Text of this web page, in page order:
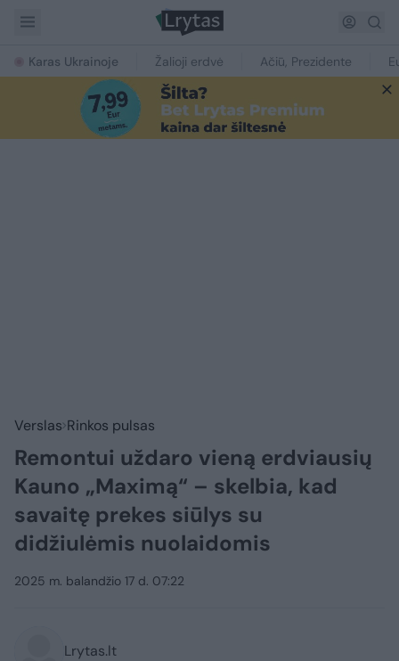
Karas Ukrainoje Žalioji erdvė Ačiū, Prezidente
Verslas Rinkos pulsas
Remontui uždaro vieną erdviausių
Kauno „Maximą“ – skelbia, kad
savaitę prekes siūlys su
didžiulėmis nuolaidomis
2025 m. balandžio 17 d. 07:22
Lrytas.lt